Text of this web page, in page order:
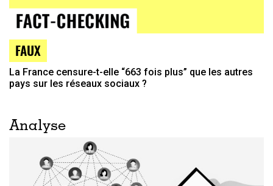
FAUX
La France censure-t-elle “663 fois plus” que les autres
pays sur les réseaux sociaux ?
Analyse